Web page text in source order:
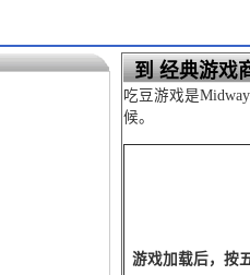
到 经典游戏
吃豆游戏是
候。
游戏加载后，按